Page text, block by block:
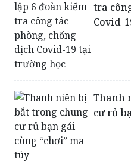
tra
Covid-
Thanh
cư rủ